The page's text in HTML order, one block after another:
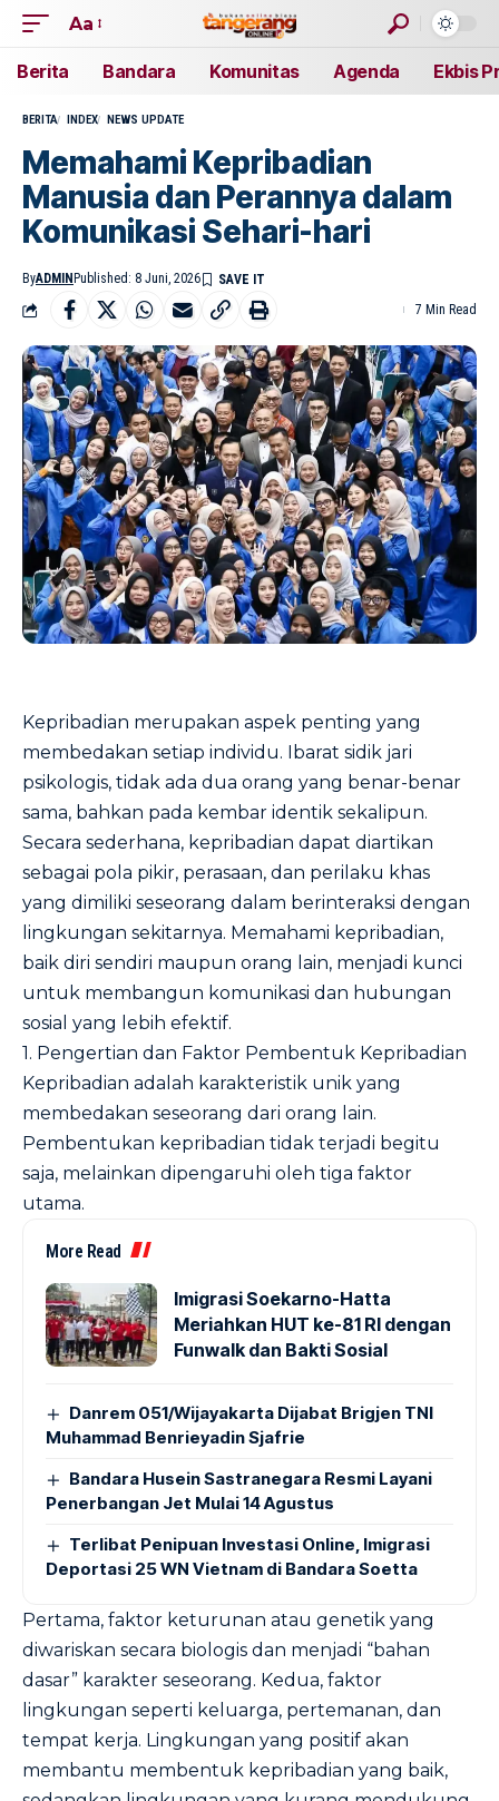
Aa
Berita Bandara Komunitas Agenda Ekbis
BERITA INDEX NEWS UPDATE
Memahami Kepribadian
Manusia dan Perannya dalam
Komunikasi Sehari-hari
ByADMIN Published: 8 Juni, 2026
7 Min Read
Kepribadian merupakan aspek penting yang
membedakan setiap individu. Ibarat sidik jari
psikologis, tidak ada dua orang yang benar-benar
sama, bahkan pada kembar identik sekalipun.
Secara sederhana, kepribadian dapat diartikan
sebagai pola pikir, perasaan, dan perilaku khas
yang dimiliki seseorang dalam berinteraksi dengan
lingkungan sekitarnya. Memahami kepribadian,
baik diri sendiri maupun orang lain, menjadi kunci
untuk membangun komunikasi dan hubungan
sosial yang lebih efektif.
1. Pengertian dan Faktor Pembentuk Kepribadian
Kepribadian adalah karakteristik unik yang
membedakan seseorang dari orang lain.
Pembentukan kepribadian tidak terjadi begitu
saja, melainkan dipengaruhi oleh tiga faktor
utama.
More Read
Imigrasi Soekarno-Hatta
Meriahkan HUT ke-81 RI dengan
Funwalk dan Bakti Sosial
Danrem 051/Wijayakarta Dijabat Brigjen TNI
Muhammad Benrieyadin Sjafrie
Bandara Husein Sastranegara Resmi Layani
Penerbangan Jet Mulai 14 Agustus
Terlibat Penipuan Investasi Online, Imigrasi
Deportasi 25 WN Vietnam di Bandara Soetta
Pertama, faktor keturunan atau genetik yang
diwariskan secara biologis dan menjadi “bahan
dasar” karakter seseorang. Kedua, faktor
lingkungan seperti keluarga, pertemanan, dan
tempat kerja. Lingkungan yang positif akan
membantu membentuk kepribadian yang baik,